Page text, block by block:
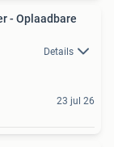
- Oplaadbare
Details
23 jul 26